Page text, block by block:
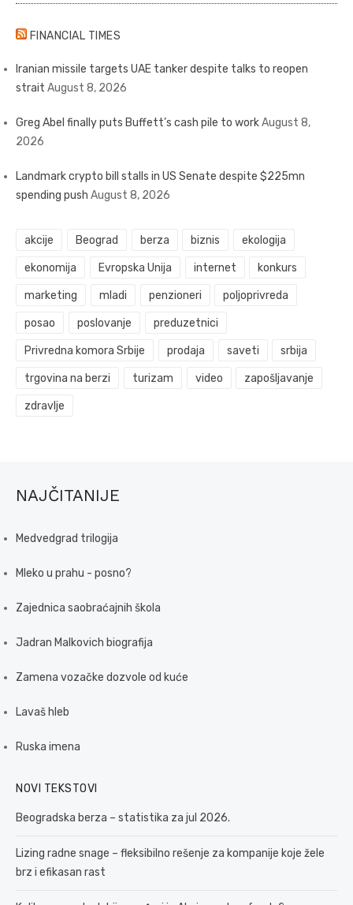
FINANCIAL TIMES
Iranian missile targets UAE tanker despite talks to reopen
strait August 8, 2026
Greg Abel finally puts Buffett’s cash pile to workAugust 8,
2026
Landmark crypto bill stalls in US Senate despite $225mn
spending push August 8, 2026
akcije Beograd berza biznis ekologija
ekonomija Evropska Unija internet konkurs
marketing mladi penzioneri poljoprivreda
posao poslovanje preduzetnici
Privredna komora Srbije prodaja saveti srbija
trgovina na berzi turizam video zapošljavanje
zdravlje
NAJČITANIJE
Medvedgrad trilogija
Mleko u prahu - posno?
Zajednica saobraćajnih škola
Jadran Malkovich biografija
Zamena vozačke dozvole od kuće
Lavaš hleb
Ruska imena
NOVI TEKSTOVI
Beogradska berza – statistika za jul 2026.
Lizing radne snage – fleksibilno rešenje za kompanije koje žele
brz i efikasan rast